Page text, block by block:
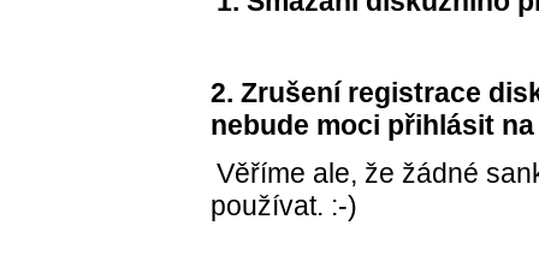
2. Zrušení registrace
nebude moci přihlásit
Věříme ale, že žádné
používat. :-)